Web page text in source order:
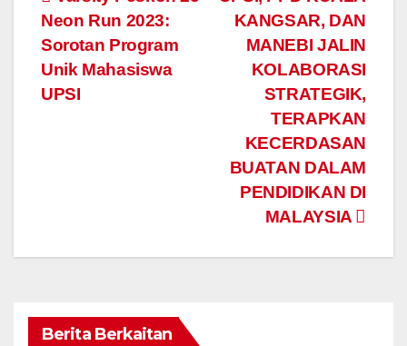
kiriman
KANGSAR, DAN
MANEBI JALIN
KOLABORASI
STRATEGIK,
TERAPKAN
KECERDASAN
BUATAN DALAM
PENDIDIKAN DI
MALAYSIA
Neon Run 2023:
Sorotan Program
Unik Mahasiswa
UPSI
Berita Berkaitan